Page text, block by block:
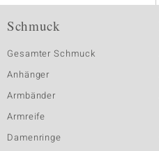
Schmuck
Gesamter Schmuck
Anhänger
Armbänder
Armreife
Damenringe